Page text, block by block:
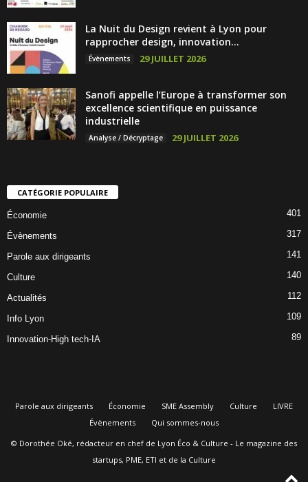
La Nuit du Design revient à Lyon pour
rapprocher design, innovation...
Évènements 29 JUILLET 2026
Sanofi appelle l’Europe à transformer son
excellence scientifique en puissance
industrielle
Analyse / Décryptage 29 JUILLET 2026
CATÉGORIE POPULAIRE
Économie 401
Évènements 317
Parole aux dirigeants 141
Culture 140
Actualités 112
Info Lyon 109
Innovation-High tech-IA 89
Parole aux dirigeants Économie SME Assembly Culture
LIVRE
Évènements
Qui sommes-nous
© Dorothée Oké, rédacteur en chef de Lyon Éco & Culture - Le magazine des
startups, PME, ETI et de la Culture